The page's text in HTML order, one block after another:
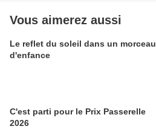
Vous aimerez aussi
Le reflet du soleil dans un morceau
d'enfance
C'est parti pour le Prix Passerelle
2026